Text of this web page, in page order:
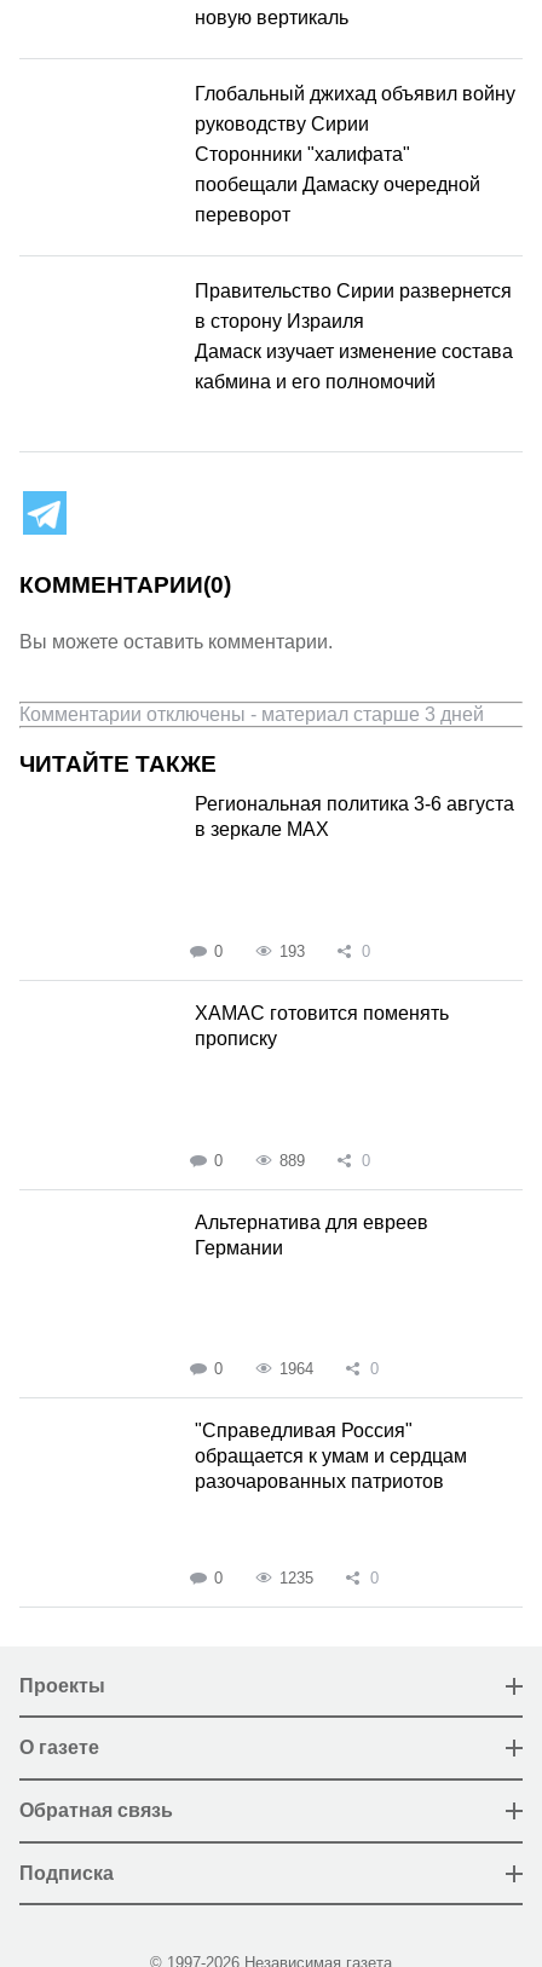
новую вертикаль
Глобальный джихад объявил войну
руководству Сирии
Сторонники "халифата"
пообещали Дамаску очередной
переворот
Правительство Сирии развернется
в сторону Израиля
Дамаск изучает изменение состава
кабмина и его полномочий
КОММЕНТАРИИ(0)
Вы можете оставить комментарии.
Комментарии отключены - материал старше 3 дней
ЧИТАЙТЕ ТАКЖЕ
Региональная политика 3-6 августа
в зеркале MAX
0 193 0
ХАМАС готовится поменять
прописку
0 889 0
Альтернатива для евреев
Германии
0 1964 0
"Справедливая Россия"
обращается к умам и сердцам
разочарованных патриотов
0 1235 0
Проекты
О газете
Обратная связь
Подписка
© 1997-2026 Независимая газета